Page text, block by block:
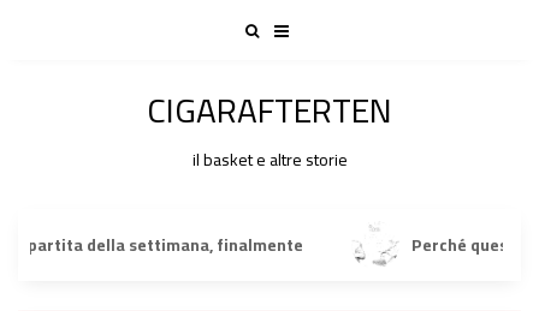
CIGARAFTERTEN
il basket e altre storie
partita della settimana, finalmente Perché questo